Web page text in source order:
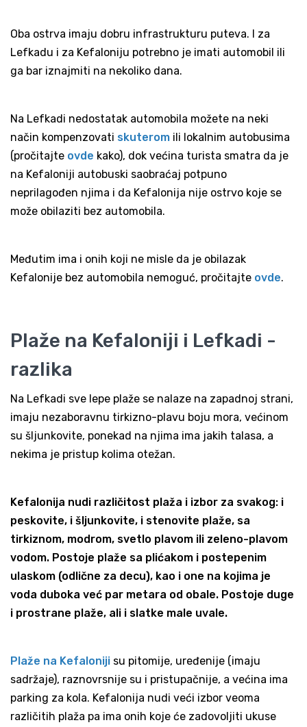
Oba ostrva imaju dobru infrastrukturu puteva. I za
Lefkadu i za Kefaloniju potrebno je imati automobil ili
ga bar iznajmiti na nekoliko dana.
Na Lefkadi nedostatak automobila možete na neki
način kompenzovati skuterom ili lokalnim autobusima
(pročitajte ovde kako), dok većina turista smatra da je
na Kefaloniji autobuski saobraćaj potpuno
neprilagođen njima i da Kefalonija nije ostrvo koje se
može obilaziti bez automobila.
Međutim ima i onih koji ne misle da je obilazak
Kefalonije bez automobila nemoguć, pročitajte ovde.
Plaže na Kefaloniji i Lefkadi -
razlika
Na Lefkadi sve lepe plaže se nalaze na zapadnoj strani,
imaju nezaboravnu tirkizno-plavu boju mora, većinom
su šljunkovite, ponekad na njima ima jakih talasa, a
nekima je pristup kolima otežan.
Kefalonija nudi različitost plaža i izbor za svakog: i
peskovite, i šljunkovite, i stenovite plaže, sa
tirkiznom, modrom, svetlo plavom ili zeleno-plavom
vodom. Postoje plaže sa plićakom i postepenim
ulaskom (odlične za decu), kao i one na kojima je
voda duboka već par metara od obale. Postoje duge
i prostrane plaže, ali i slatke male uvale.
Plaže na Kefaloniji su pitomije, uređenije (imaju
sadržaje), raznovrsnije su i pristupačnije, a većina ima
parking za kola. Kefalonija nudi veći izbor veoma
različitih plaža pa ima onih koje će zadovoljiti ukuse